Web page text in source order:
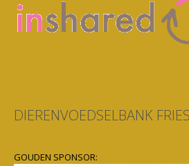
DIERENVOEDSELBANK
GOUDEN SPONSOR: